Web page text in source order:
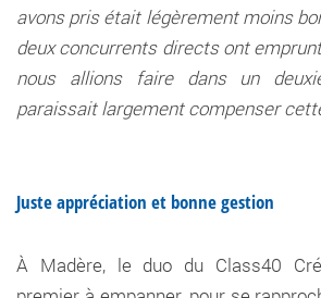
avons pris était légèrement moins
deux concurrents directs ont
nous allions faire dans un
paraissait largement compenser
Juste appréciation et bonne gestion
À Madère, le duo du Class40